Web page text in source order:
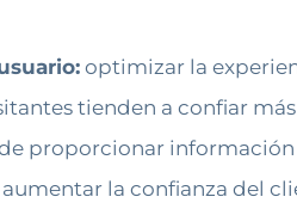
optimizar la
tienden a confiar
proporcionar
la confianza del